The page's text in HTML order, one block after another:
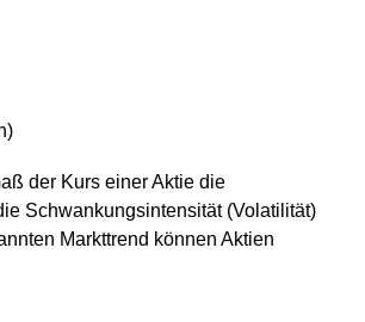
)
der Kurs einer Aktie die
Schwankungsintensität (Volatilität)
Markttrend können Aktien